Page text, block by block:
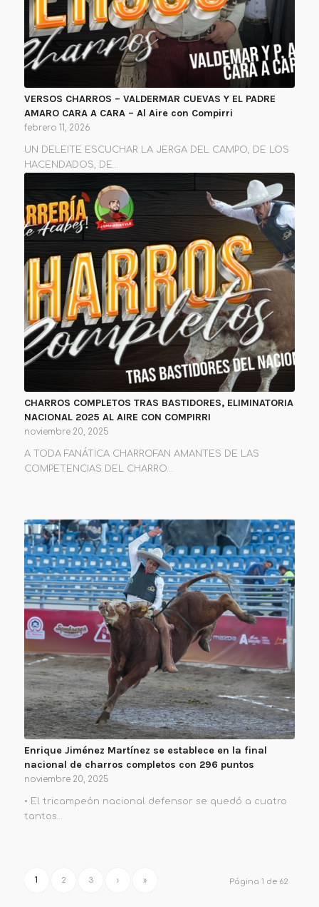
VERSOS CHARROS – VALDERMAR CUEVAS Y EL PADRE
AMARO CARA A CARA – Al Aire con Compirri
febrero 11, 2026
UN DELEITE ESCUCHAR LA JERGA DEL CAMPO, DE LOS
HACENDADOS, DE…
CHARROS COMPLETOS TRAS BASTIDORES, ELIMINATORIA
NACIONAL 2025 AL AIRE CON COMPIRRI
noviembre 20, 2025
A TODA FANÁTICA CHARROFAN AMANTES DE LAS
COMPETENCIAS DEL CHARRO…
Enrique Jiménez Martínez se establece en la final
nacional de charros completos con 296 puntos
noviembre 20, 2025
• El tricampeón nacional defensor se quedó a cuatro
tantos…
Página 1 de 62
1 2 3 › »